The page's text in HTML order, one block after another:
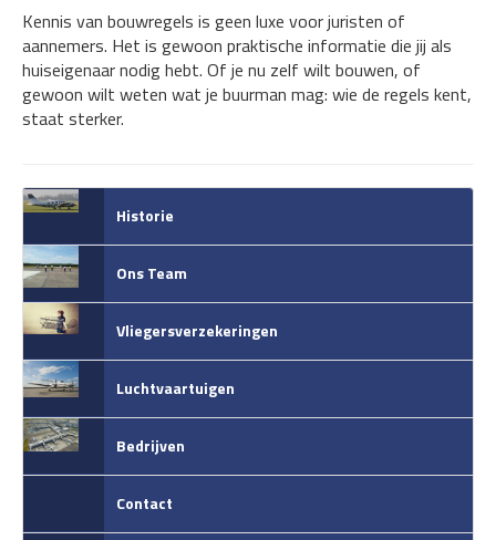
Kennis van bouwregels is geen luxe voor juristen of
aannemers. Het is gewoon praktische informatie die jij als
huiseigenaar nodig hebt. Of je nu zelf wilt bouwen, of
gewoon wilt weten wat je buurman mag: wie de regels kent,
staat sterker.
Historie
Ons Team
Vliegersverzekeringen
Luchtvaartuigen
Bedrijven
Contact